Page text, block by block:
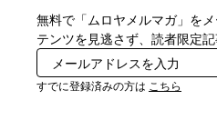
無料で「ムロヤメルマガ」を
テンツを見逃さず、読者限定記
すでに登録済みの方は こちら